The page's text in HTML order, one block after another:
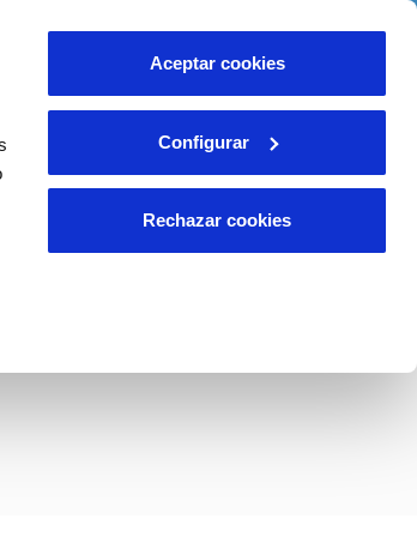
Aceptar cookies
Configurar
Rechazar cookies
INCIDENCIAS
Comunica anomalías o posibles